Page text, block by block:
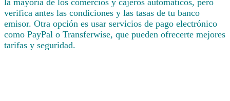
la mayoría de los comercios y cajeros automáticos, pero
verifica antes las condiciones y las tasas de tu banco
emisor. Otra opción es usar servicios de pago electrónico
como PayPal o Transferwise, que pueden ofrecerte mejores
tarifas y seguridad.